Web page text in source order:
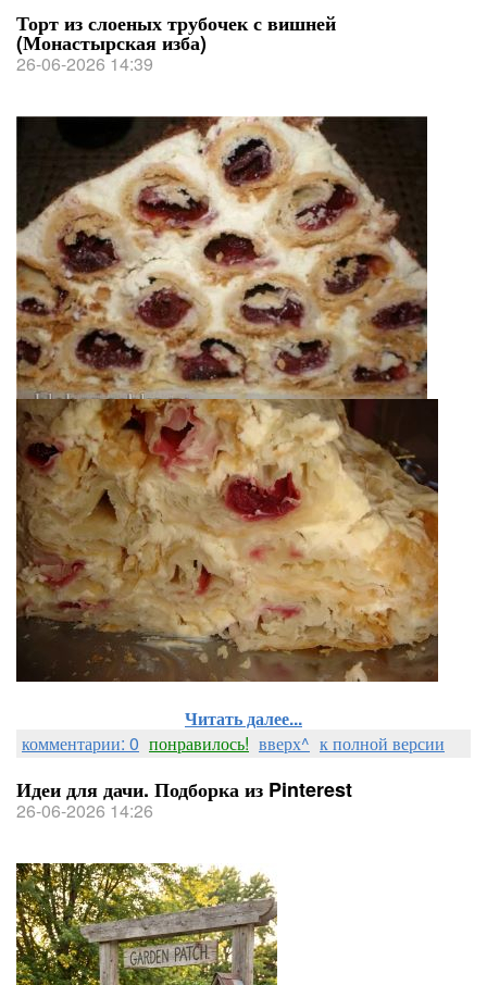
Торт из слоеных трубочек с вишней
(Монастырская изба)
26-06-2026 14:39
Читать далее...
комментарии: 0 понравилось! вверх^ к полной версии
Идеи для дачи. Подборка из Pinterest
26-06-2026 14:26